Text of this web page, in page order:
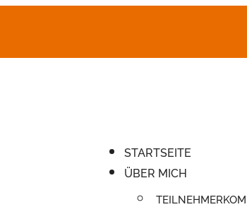
STARTSEITE
ÜBER MICH